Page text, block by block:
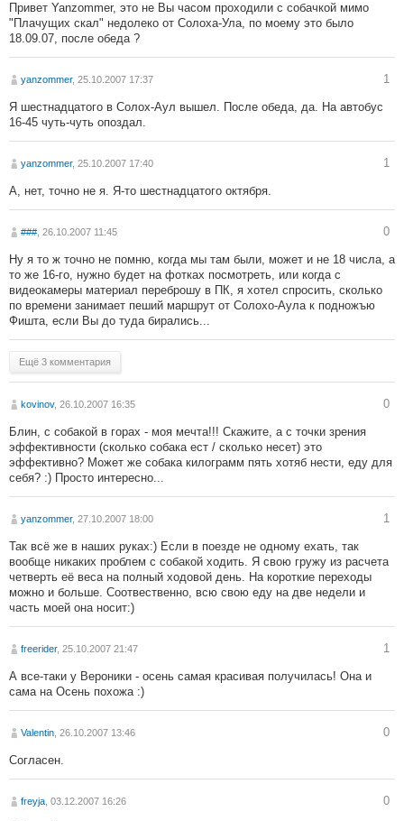
Привет Yanzommer, это не Вы часом проходили с собачкой мимо
"Плачущих скал" недолеко от Солоха-Ула, по моему это было
18.09.07, после обеда ?
yanzommer, 25.10.2007 17:37 1
Я шестнадцатого в Солох-Аул вышел. После обеда, да. На автобус
16-45 чуть-чуть опоздал.
yanzommer, 25.10.2007 17:40 1
А, нет, точно не я. Я-то шестнадцатого октября.
### , 26.10.2007 11:45 0
Ну я то ж точно не помню, когда мы там были, может и не 18 числа, а
то же 16-го, нужно будет на фотках посмотреть, или когда с
видеокамеры материал переброшу в ПК, я хотел спросить, сколько
по времени занимает пеший маршрут от Солохо-Аула к подножъю
Фишта, если Вы до туда бирались...
Ещё 3 комментария
kovinov, 26.10.2007 16:35 0
Блин, с собакой в горах - моя мечта!!! Скажите, а с точки зрения
эффективности (сколько собака ест / сколько несет) это
эффективно? Может же собака килограмм пять хотяб нести, еду для
себя? :) Просто интересно...
yanzommer, 27.10.2007 18:00 1
Так всё же в наших руках:) Если в поезде не одному ехать, так
вообще никаких проблем с собакой ходить. Я свою гружу из расчета
четверть её веса на полный ходовой день. На короткие переходы
можно и больше. Соотвественно, всю свою еду на две недели и
часть моей она носит:)
freerider, 25.10.2007 21:47 1
А все-таки у Вероники - осень самая красивая получилась! Она и
сама на Осень похожа :)
Valentin , 26.10.2007 13:46 0
Согласен.
freyja , 03.12.2007 16:26 0